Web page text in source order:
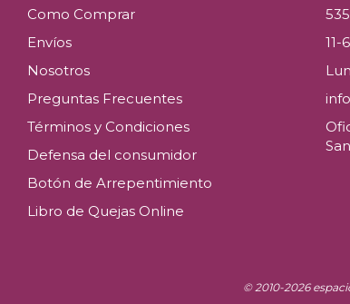
Como Comprar
Envíos
Nosotros
Preguntas Frecuentes
Términos y Condiciones
Defensa del consumidor
Botón de Arrepentimiento
Libro de Quejas Online
11-
© 2010-2026